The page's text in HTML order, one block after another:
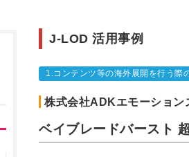
J-LOD 活用事例
1.コンテンツ等の海外展開を行う際
株式会社ADKエモーション
ベイブレードバースト